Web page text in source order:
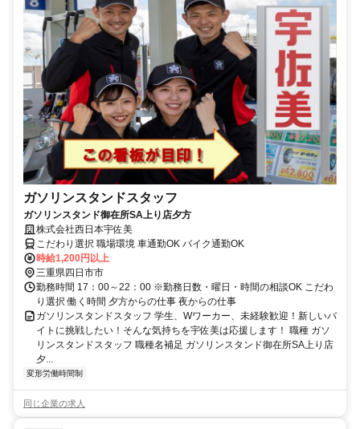
ガソリンスタンドスタッフ
ガソリンスタンド御在所SA上り店夕方
株式会社西日本宇佐美
こだわり選択 職場環境 車通勤OK バイク通勤OK
時給1,200円以上
三重県四日市市
勤務時間 17：00～22：00 ※勤務日数・曜日・時間の相談OK こだわ
り選択 働く時間 夕方からの仕事 夜からの仕事
ガソリンスタンドスタッフ 学生、Wワーカー、未経験歓迎！新しいバ
イトに挑戦したい！そんな気持ちを宇佐美は応援します！ 職種 ガソ
リンスタンドスタッフ 職種名補足 ガソリンスタンド御在所SA上り店
夕...
変形労働時間制
同じ企業の求人